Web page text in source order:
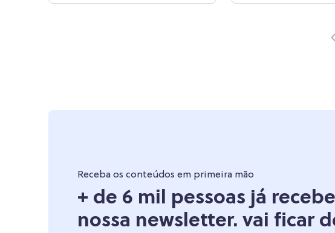
Receba os conteúdos em primeira mão
+ de 6 mil pessoas já
nossa newsletter. vai ficar